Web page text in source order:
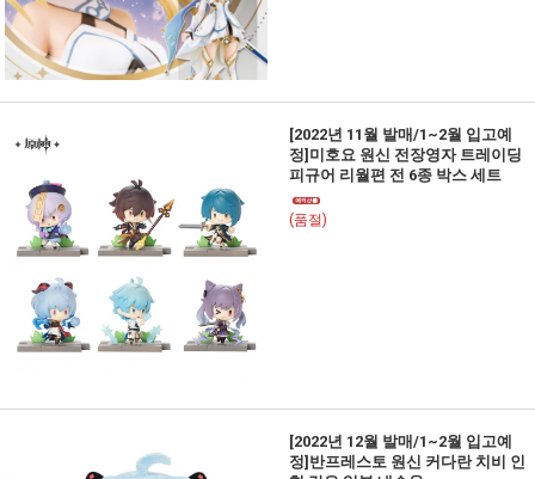
[2022년 11월 발매/1~2월 입고예
정]미호요 원신 전장영자 트레이딩
피규어 리월편 전 6종 박스 세트
(품절)
[2022년 12월 발매/1~2월 입고예
정]반프레스토 원신 커다란 치비 인